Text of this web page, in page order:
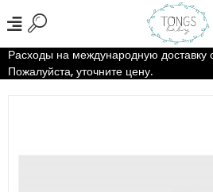
Расходы на международную доставку
Пожалуйста, уточните цену.